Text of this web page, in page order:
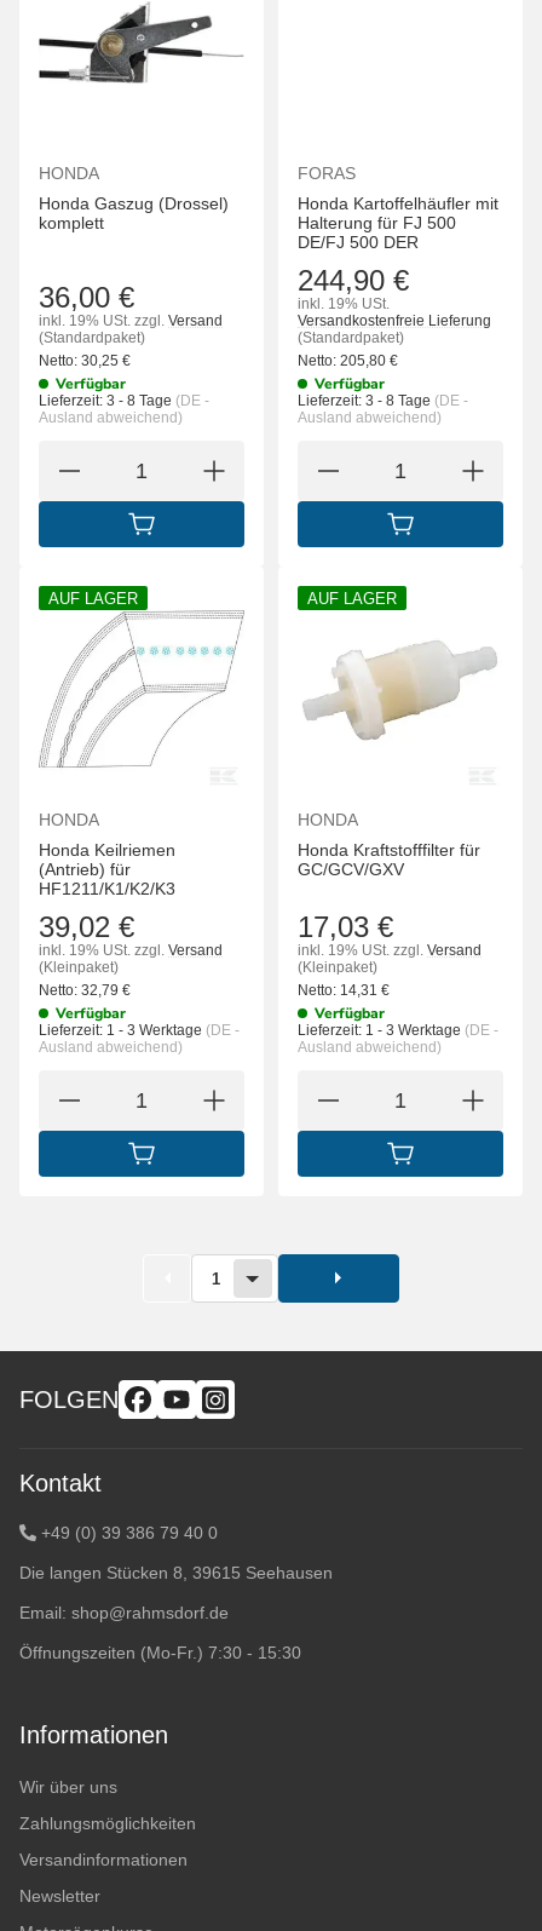
HONDA
Honda Gaszug (Drossel)
komplett
36,00 €
inkl. 19% USt. zzgl. Versand
(Standardpaket)
Netto: 30,25 €
Verfügbar
Lieferzeit: 3 - 8 Tage (DE -
Ausland abweichend)
IN DEN WARENKORB
FORAS
Honda Kartoffelhäufler mit
Halterung für FJ 500
DE/FJ 500 DER
244,90 €
inkl. 19% USt.
Versandkostenfreie Lieferung
(Standardpaket)
Netto: 205,80 €
Verfügbar
Lieferzeit: 3 - 8 Tage (DE -
Ausland abweichend)
IN DEN
AUF LAGER
HONDA
Honda Keilriemen
(Antrieb) für
HF1211/K1/K2/K3
39,02 €
inkl. 19% USt. zzgl. Versand
(Kleinpaket)
Netto: 32,79 €
Verfügbar
Lieferzeit: 1 - 3 Werktage (DE -
Ausland abweichend)
IN DEN WARENKORB
AUF LAGER
HONDA
Honda Kraftstofffilter für
GC/GCV/GXV
17,03 €
inkl. 19% USt. zzgl. Versand
(Kleinpaket)
Netto: 14,31 €
Verfügbar
Lieferzeit: 1 - 3 Werktage (DE -
Ausland abweichend)
IN DEN
1
FOLGEN
Kontakt
+49 (0) 39 386 79 40 0
Die langen Stücken 8, 39615 Seehausen
Email: shop@rahmsdorf.de
Öffnungszeiten (Mo-Fr.) 7:30 - 15:30
Informationen
Wir über uns
Zahlungsmöglichkeiten
Versandinformationen
Newsletter